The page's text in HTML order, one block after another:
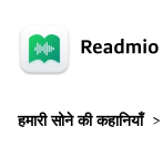
हमारी सोने की कहानियाँ >